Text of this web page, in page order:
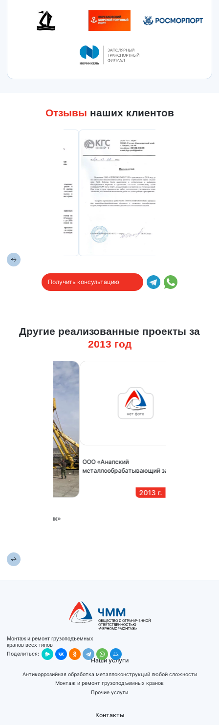
Отзывы наших клиентов
Получить консультацию
Другие реализованные проекты за
2013 год
ООО «Анапский
металлообрабатывающий завод»
Монтаж и ремонт грузоподъемных
кранов всех типов
Поделиться:
Наши услуги
Антикоррозийная обработка металлоконструкций любой сложности
Монтаж и ремонт грузоподъемных кранов
Прочие услуги
Контакты